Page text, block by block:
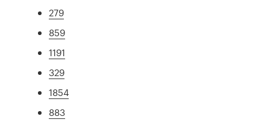
279
859
1191
329
1854
883